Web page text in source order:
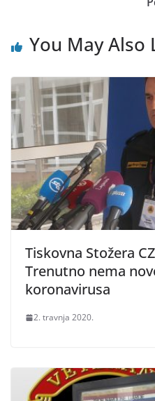
You May Also
Tiskovna Stožera
Trenutno nema
koronavirusa
2. travnja 2020.